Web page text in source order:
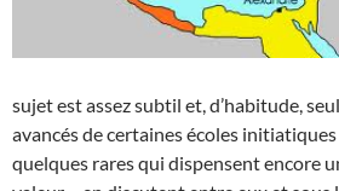
sujet est assez subtil et, d’habitude,
avancés de certaines écoles
quelques rares qui dispensent encore